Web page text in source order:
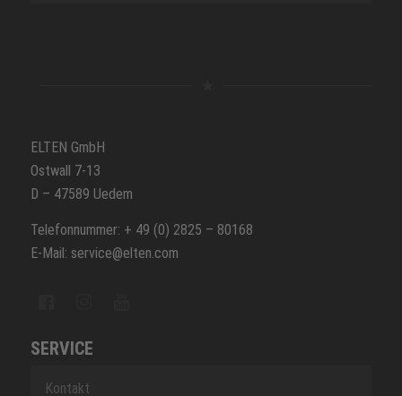
ELTEN GmbH
Ostwall 7-13
D – 47589 Uedem
Telefonnummer: + 49 (0) 2825 – 80168
E-Mail: service@elten.com
SERVICE
Kontakt